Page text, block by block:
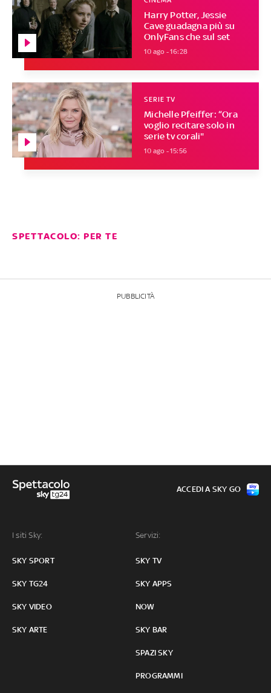
Harry Potter, Jessie
Cave guadagna più su
OnlyFans che sul set
10 ago - 16:28
Michelle Pfeiffer: “Ora
voglio recitare solo in
serie tv corali"
SERIE TV
10 ago - 15:56
SPETTACOLO: PER TE
PUBBLICITÀ
I siti Sky:
SKY SPORT
SKY TG24
SKY VIDEO
SKY ARTE
Servizi:
SKY TV
SKY APPS
NOW
SKY BAR
SPAZI SKY
PROGRAMMI
ACCEDI A SKY GO